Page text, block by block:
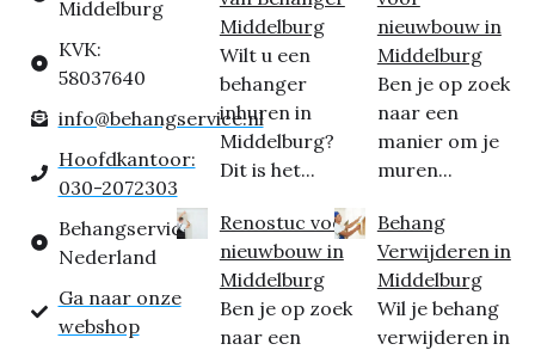
Middelburg
KVK:
58037640
info@behangservice.nl
Hoofdkantoor:
030-2072303
Behangservice
Nederland
Ga naar onze
webshop
Middelburg
Wilt u een
behanger
inhuren in
Middelburg?
Dit is het...
Renostuc voor
nieuwbouw in
Middelburg
Ben je op zoek
naar een
nieuwbouw in
Middelburg
Ben je op zoek
naar een
manier om je
muren...
Behang
Verwijderen in
Middelburg
Wil je behang
verwijderen in